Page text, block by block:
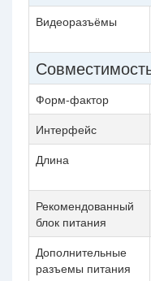
Видеоразъёмы
Форм-фактор
Интерфейс
Длина
Рекомендованный
блок питания
Дополнительные
разъемы питания